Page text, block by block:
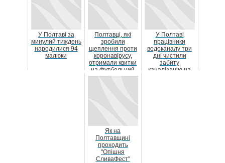
У Полтаві за
минулий тиждень
народилися 94
малюки
Полтавці, які
зробили
щеплення проти
коронавірусу,
отримали квитки
на футбольний
матч «Ворскли»
У Полтаві
працівники
водоканалу три
дні чистили
забиту
каналізацію на
Як на
Полтавщині
проходить
"Опішня
СливаФест"